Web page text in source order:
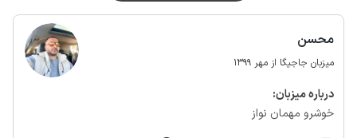
محسن
میزبان جاجیگا از مهر 1399
درباره‌ میزبان:
خوشرو مهمان نواز